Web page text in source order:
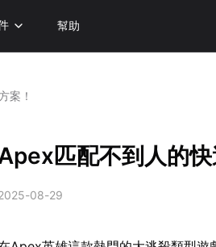
幫助
案！
匹配不到人的快
08-29